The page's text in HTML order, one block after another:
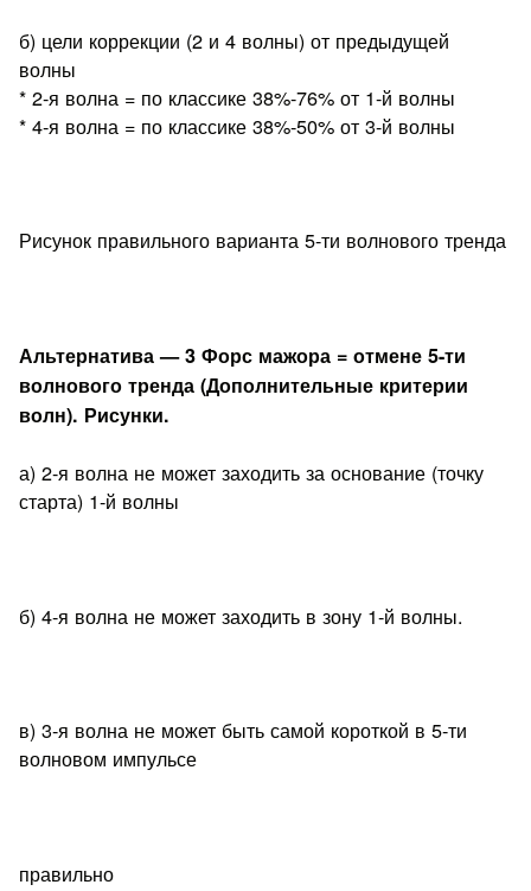
б) цели коррекции (2 и 4 волны) от предыдущей
волны
* 2-я волна = по классике 38%-76% от 1-й волны
* 4-я волна = по классике 38%-50% от 3-й волны
Рисунок правильного варианта 5-ти волнового тренда
Альтернатива — 3 Форс мажора = отмене 5-ти
волнового тренда (Дополнительные критерии
волн). Рисунки.
а) 2-я волна не может заходить за основание (точку
старта) 1-й волны
б) 4-я волна не может заходить в зону 1-й волны.
в) 3-я волна не может быть самой короткой в 5-ти
волновом импульсе
правильно